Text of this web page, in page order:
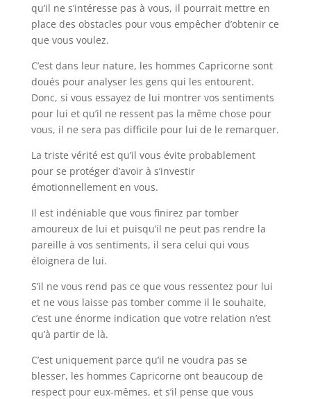
qu’il ne s’intéresse pas à vous, il pourrait mettre en
place des obstacles pour vous empêcher d’obtenir ce
que vous voulez.
C’est dans leur nature, les hommes Capricorne sont
doués pour analyser les gens qui les entourent.
Donc, si vous essayez de lui montrer vos sentiments
pour lui et qu’il ne ressent pas la même chose pour
vous, il ne sera pas difficile pour lui de le remarquer.
La triste vérité est qu’il vous évite probablement
pour se protéger d’avoir à s’investir
émotionnellement en vous.
Il est indéniable que vous finirez par tomber
amoureux de lui et puisqu’il ne peut pas rendre la
pareille à vos sentiments, il sera celui qui vous
éloignera de lui.
S’il ne vous rend pas ce que vous ressentez pour lui
et ne vous laisse pas tomber comme il le souhaite,
c’est une énorme indication que votre relation n’est
qu’à partir de là.
C’est uniquement parce qu’il ne voudra pas se
blesser, les hommes Capricorne ont beaucoup de
respect pour eux-mêmes, et s’il pense que vous